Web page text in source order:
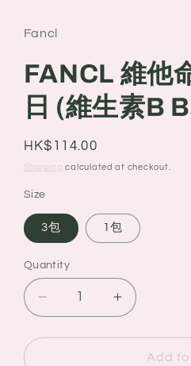
Fancl
FANCL 維他
日 (維生素B
Regular
price
HK$114.00
Shipping calculated at checkout.
Size
3包 1包
Quantity
Quantity
Decrease
quantity
for
Increase
quantity
for
FANCL
Add